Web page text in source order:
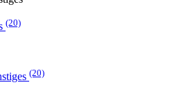
(20)
(20)